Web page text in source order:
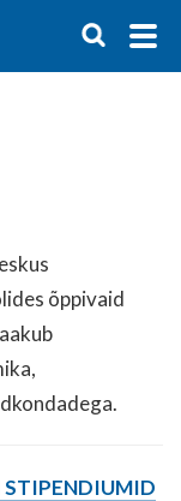
õppivaid
STIPENDIUMID